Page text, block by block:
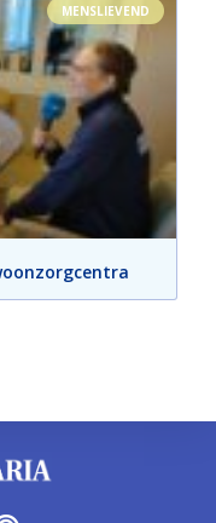
MENSLIEVEND